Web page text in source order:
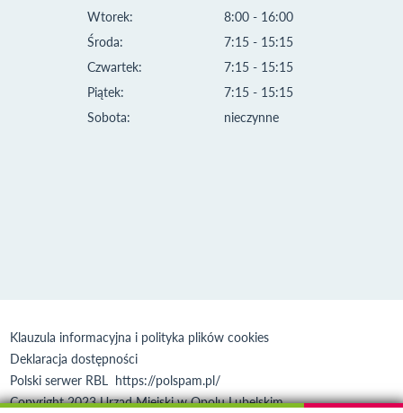
Wtorek:
Środa:
Czwartek:
Piątek:
Sobota:
8:00 - 16:00
7:15 - 15:15
7:15 - 15:15
7:15 - 15:15
nieczynne
Klauzula informacyjna i polityka plików cookies
Deklaracja dostępności
Polski serwer RBL https://polspam.pl/
Copyright 2023 Urząd Miejski w Opolu Lubelskim